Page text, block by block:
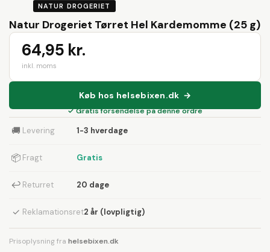
NATUR DROGERIET
Natur Drogeriet Tørret Hel Kardemomme (25 g)
64,95 kr.
inkl. moms
Køb hos helsebixen.dk →
✓ Gratis forsendelse på denne ordre
🚚 Levering 1-3 hverdage
📦 Fragt Gratis
↩ Returret 20 dage
✓ Reklamationsret2 år (lovpligtig)
Prisoplysning fra helsebixen.dk